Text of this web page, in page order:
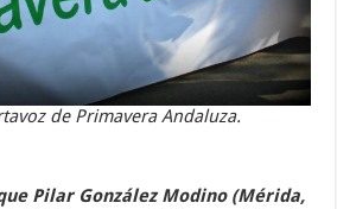
de Primavera Andaluza.
Pilar González Modino (Mérida,